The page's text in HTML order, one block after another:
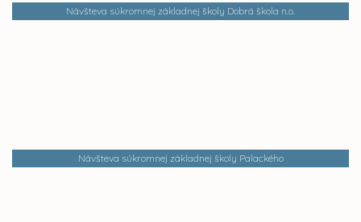
Návšteva súkromnej základnej školy Dobrá škola n.o.
Návšteva súkromnej základnej školy Palackého